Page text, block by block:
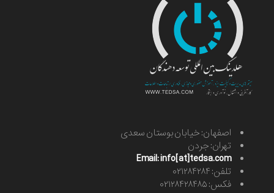
اصفهان: خیابان بوستان سعدی
تهران: جردن
Email: info[at]tedsa.com
تلفن: ۰۲۱۲۸۴۲۸۴
فکس: ۰۲۱۲۸۴۲۸۴۸۵